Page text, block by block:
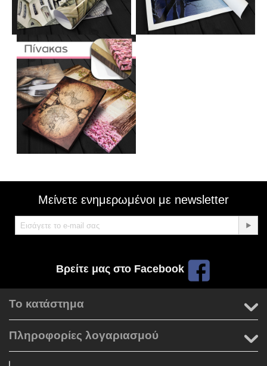
Μείνετε ενημερωμένοι με newsletter
Βρείτε μας στο Facebook
Το κατάστημα
Πληροφορίες λογαριασμού